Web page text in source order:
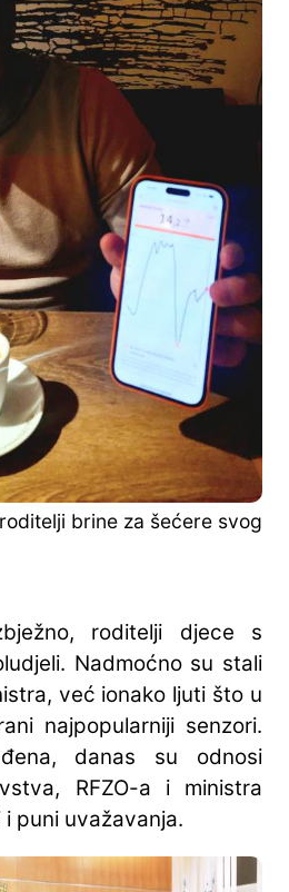
brine za šećere svog
roditelji djece s
Nadmoćno su stali
već ionako ljuti što u
najpopularniji senzori.
danas su odnosi
RFZO-a i ministra
puni uvažavanja.